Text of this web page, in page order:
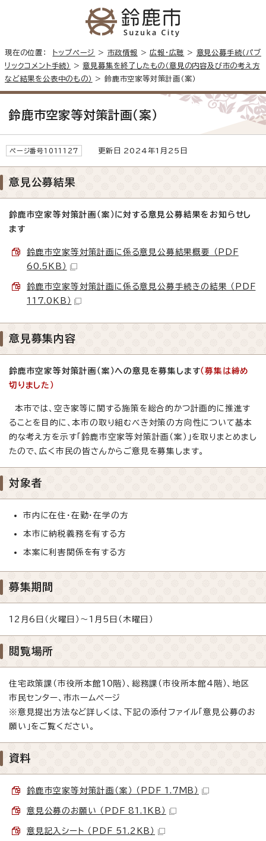
現在の位置： トップページ > 市政情報 >広報・広聴 > 意見公募手続（パブ
リックコメント手続）
>意見募集を終了したもの（意見の内容及び市の考え方
など結果を公表中のもの）
> 鈴鹿市空家等対策計画（案）
鈴鹿市空家等対策計画（案）
ページ番号1011127 更新日 2024年1月25日
意見公募結果
鈴鹿市空家等対策計画（案）に対する意見公募結果をお知らせし
ます
鈴鹿市空家等対策計画に係る意見公募結果概要 （PDF
60.5KB）
鈴鹿市空家等対策計画に係る意見公募手続きの結果 （PDF
117.0KB）
意見募集内容
鈴鹿市空家等対策計画（案）への意見を募集します（募集は締め
切りました）
本市では、空き家等に関する施策を総合的かつ計画的に推進す
ることを目的に、本市の取り組むべき対策の方向性について基本
的な考え方を示す「鈴鹿市空家等対策計画（案）」を取りまとめまし
たので、広く市民の皆さんからご意見を募集します。
対象者
市内に在住・在勤・在学の方
本市に納税義務を有する方
本案に利害関係を有する方
募集期間
12月6日（火曜日）～1月5日（木曜日）
閲覧場所
住宅政策課（市役所本館10階）、総務課（市役所本館4階）、地区
市民センター、市ホームページ
※意見提出方法など詳しくは、下記の添付ファイル「意見公募のお
願い」をご覧ください。
資料
鈴鹿市空家等対策計画（案） （PDF 1.7MB）
意見公募のお願い （PDF 81.1KB）
意見記入シート （PDF 51.2KB）